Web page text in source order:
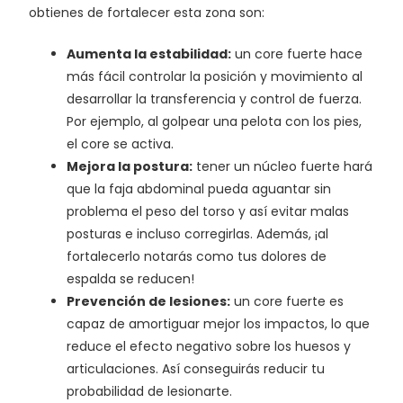
obtienes de fortalecer esta zona son:
Aumenta la estabilidad: un core fuerte hace
más fácil controlar la posición y movimiento al
desarrollar la transferencia y control de fuerza.
Por ejemplo, al golpear una pelota con los pies,
el core se activa.
Mejora la postura: tener un núcleo fuerte hará
que la faja abdominal pueda aguantar sin
problema el peso del torso y así evitar malas
posturas e incluso corregirlas. Además, ¡al
fortalecerlo notarás como tus dolores de
espalda se reducen!
Prevención de lesiones: un core fuerte es
capaz de amortiguar mejor los impactos, lo que
reduce el efecto negativo sobre los huesos y
articulaciones. Así conseguirás reducir tu
probabilidad de lesionarte.